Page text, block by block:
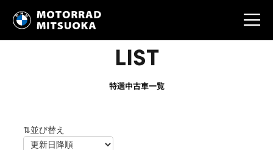
LIST
特選中古車一覧
⇅並び替え